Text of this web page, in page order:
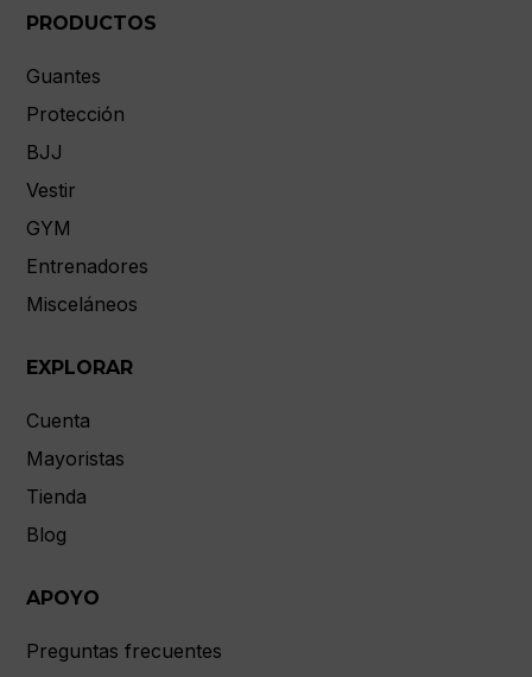
PRODUCTOS
Guantes
Protección
BJJ
Vestir
GYM
Entrenadores
Misceláneos
EXPLORAR
Cuenta
Mayoristas
Tienda
Blog
APOYO
Preguntas frecuentes